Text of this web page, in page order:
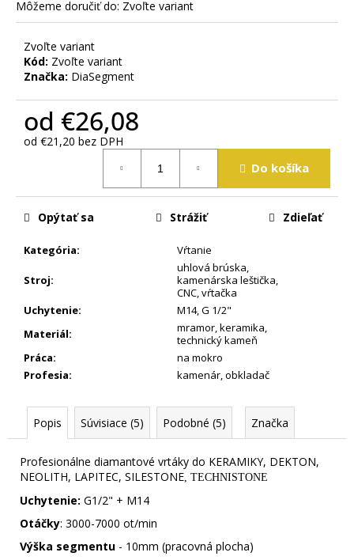
Môžeme doručiť do: Zvoľte variant
Zvoľte variant
Kód: Zvoľte variant
Značka: DiaSegment
od €26,08
od €21,20 bez DPH
Do košíka
Kategória: Vŕtanie
Stroj:
uhlová brúska
kamenárska leštička
CNC vŕtačka
Uchytenie: M14, G 1/2"
Materiál: mramor keramika
technický kameň
Práca:
na mokro
Profesia: kamenár obkladač
Opýtať sa Strážiť Zdieľať
Popis Súvisiace (5) Podobné (5) Značka
Profesionálne diamantové vrtáky do KERAMIKY, DEKTON,
NEOLITH, LAPITEC, SILESTONE , TECHNISTONE
Uchytenie: G1/2" + M14
Otáčky: 3000-7000 ot/min
Výška segmentu - 10mm (pracovná plocha)
m
e